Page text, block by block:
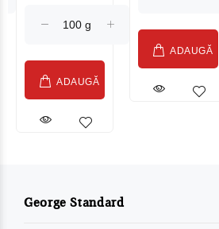
ADAUGĂ
ADAUGĂ
George Standard